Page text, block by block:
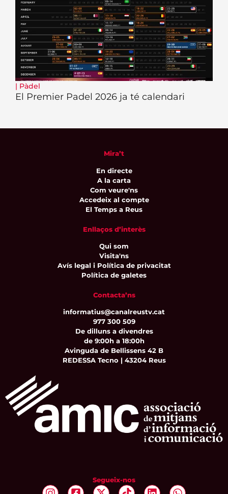
| Pàdel
El Premier Padel 2026 ja té calendari
Mira’t
En directe
A la carta
Com veure'ns
Accedeix al compte
El Temps a Reus
Enllaços d’interès
Qui som
Visita'ns
Avís legal i Política de privacitat
Política de galetes
Contacta’ns
informatius@canalreustv.cat
977 300 509
De dilluns a divendres
de 9:00h a 18:00h
Avinguda de Bellissens 42 B
REDESSA Tecno | 43204 Reus
Segueix-nos